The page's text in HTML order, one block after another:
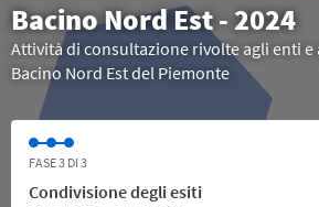
Bacino Nord Est - 2024
Attività di consultazione rivolte agli enti
Bacino Nord Est del Piemonte
FASE 3 DI 3
Condivisione degli esiti